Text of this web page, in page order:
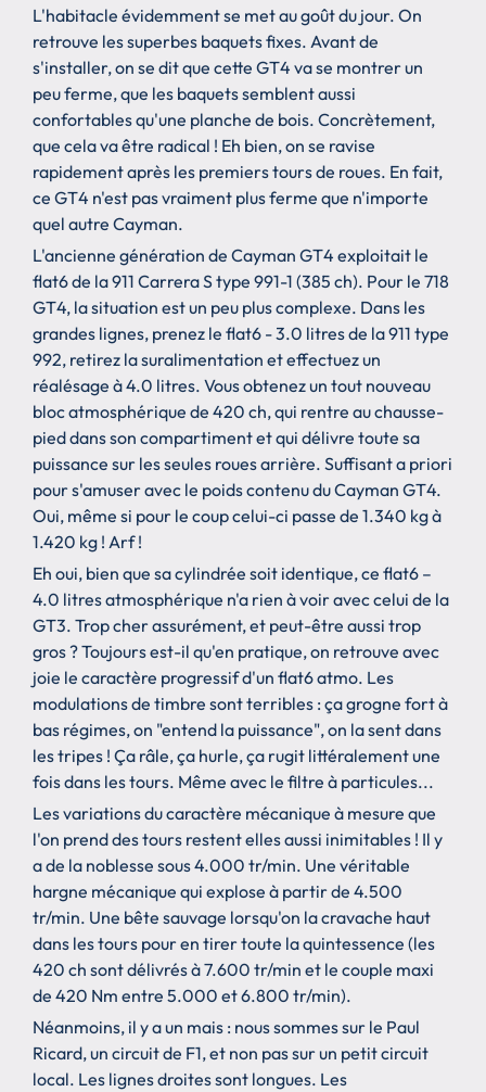
L'habitacle évidemment se met au goût du jour. On
retrouve les superbes baquets fixes. Avant de
s'installer, on se dit que cette GT4 va se montrer un
peu ferme, que les baquets semblent aussi
confortables qu'une planche de bois. Concrètement,
que cela va être radical ! Eh bien, on se ravise
rapidement après les premiers tours de roues. En fait,
ce GT4 n'est pas vraiment plus ferme que n'importe
quel autre Cayman.
L'ancienne génération de Cayman GT4 exploitait le
flat6 de la 911 Carrera S type 991-1 (385 ch). Pour le 718
GT4, la situation est un peu plus complexe. Dans les
grandes lignes, prenez le flat6 - 3.0 litres de la 911 type
992, retirez la suralimentation et effectuez un
réalésage à 4.0 litres. Vous obtenez un tout nouveau
bloc atmosphérique de 420 ch, qui rentre au chausse-
pied dans son compartiment et qui délivre toute sa
puissance sur les seules roues arrière. Suffisant a priori
pour s'amuser avec le poids contenu du Cayman GT4.
Oui, même si pour le coup celui-ci passe de 1.340 kg à
1.420 kg ! Arf !
Eh oui, bien que sa cylindrée soit identique, ce flat6 –
4.0 litres atmosphérique n'a rien à voir avec celui de la
GT3. Trop cher assurément, et peut-être aussi trop
gros ? Toujours est-il qu'en pratique, on retrouve avec
joie le caractère progressif d'un flat6 atmo. Les
modulations de timbre sont terribles : ça grogne fort à
bas régimes, on "entend la puissance", on la sent dans
les tripes ! Ça râle, ça hurle, ça rugit littéralement une
fois dans les tours. Même avec le filtre à particules...
Les variations du caractère mécanique à mesure que
l'on prend des tours restent elles aussi inimitables ! Il y
a de la noblesse sous 4.000 tr/min. Une véritable
hargne mécanique qui explose à partir de 4.500
tr/min. Une bête sauvage lorsqu'on la cravache haut
dans les tours pour en tirer toute la quintessence (les
420 ch sont délivrés à 7.600 tr/min et le couple maxi
de 420 Nm entre 5.000 et 6.800 tr/min).
Néanmoins, il y a un mais : nous sommes sur le Paul
Ricard, un circuit de F1, et non pas sur un petit circuit
local. Les lignes droites sont longues. Les